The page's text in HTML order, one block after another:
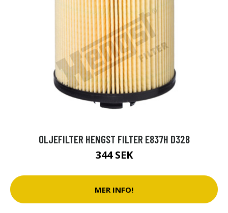
OLJEFILTER HENGST FILTER E837H D328
344 SEK
MER INFO!